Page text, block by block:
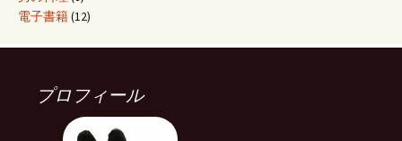
電子書籍(12)
プロフィール